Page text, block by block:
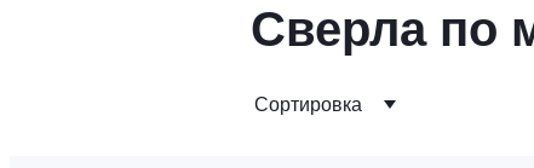
Сверла по
Сортировка